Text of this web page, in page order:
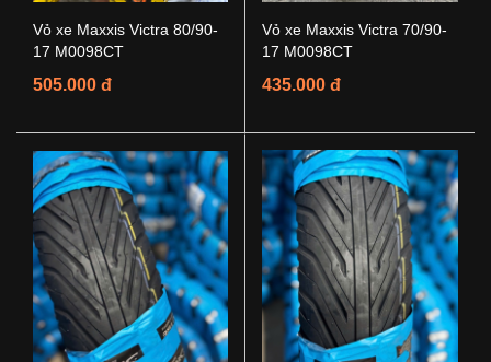
Vỏ xe Maxxis Victra 80/90-
17 M0098CT
505.000 đ
Vỏ xe Maxxis Victra 70/90-
17 M0098CT
435.000 đ